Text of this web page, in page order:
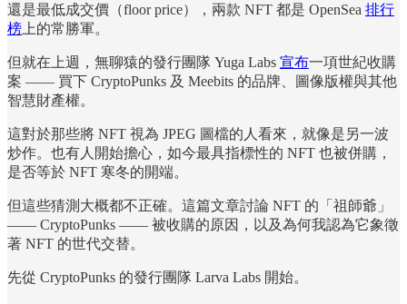
還是最低成交價（floor price），兩款 NFT 都是 OpenSea 排行
榜 上的常勝軍。
但就在上週，無聊猿的發行團隊 Yuga Labs 宣布一項世紀收購
案 —— 買下 CryptoPunks 及 Meebits 的品牌、圖像版權與其他
智慧財產權。
這對於那些將 NFT 視為 JPEG 圖檔的人看來，就像是另一波
炒作。也有人開始擔心，如今最具指標性的 NFT 也被併購，
是否等於 NFT 寒冬的開端。
但這些猜測大概都不正確。這篇文章討論 NFT 的「祖師爺」
—— CryptoPunks —— 被收購的原因，以及為何我認為它象徵
著 NFT 的世代交替。
先從 CryptoPunks 的發行團隊 Larva Labs 開始。